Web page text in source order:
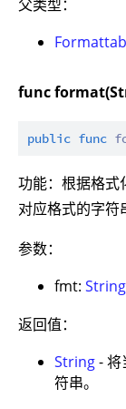
父类型：
func
public func
功能：根据格式
对应格式的字符
参数：
fmt: String
返回值：
String- 将
符串。